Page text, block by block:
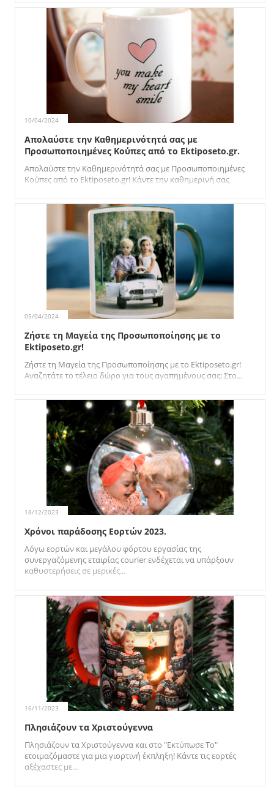
10/04/2024
Απολαύστε την Καθημερινότητά σας με
Προσωποποιημένες Κούπες από το Ektiposeto.gr.
Απολαύστε την Καθημερινότητά σας με Προσωποποιημένες
Κούπες από το Ektiposeto.gr! Κάντε την καθημερινή σας
05/04/2024
Ζήστε τη Μαγεία της Προσωποποίησης με το
Ektiposeto.gr!
Ζήστε τη Μαγεία της Προσωποποίησης με το Ektiposeto.gr!
Αναζητάτε το τέλειο δώρο για τους αγαπημένους σας; Στο...
18/12/2023
Χρόνοι παράδοσης Εορτών 2023.
Λόγω εορτών και μεγάλου φόρτου εργασίας της
συνεργαζόμενης εταιρίας courier ενδέχεται να υπάρξουν
καθυστερήσεις σε μερικές...
16/11/2023
Πλησιάζουν τα Χριστούγεννα
Πλησιάζουν τα Χριστούγεννα και στο "Εκτύπωσε Το"
ετοιμαζόμαστε για μια γιορτινή έκπληξη! Κάντε τις εορτές
αξέχαστες με...